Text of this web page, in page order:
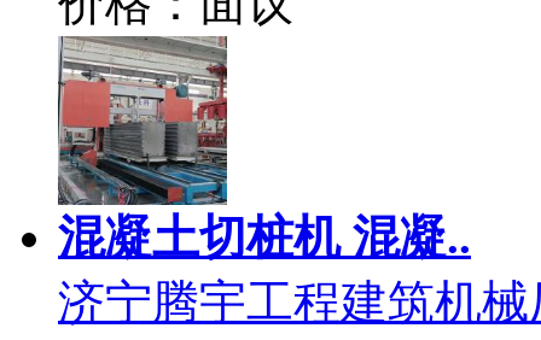
混凝土切桩机 混凝..
济宁腾宇工程建筑机械